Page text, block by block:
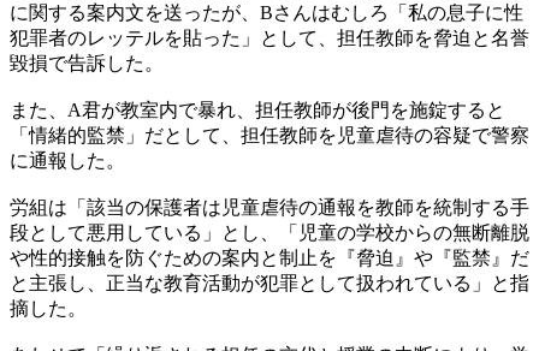
に関する案内文を送ったが、Bさんはむしろ「私の息子に性
犯罪者のレッテルを貼った」として、担任教師を脅迫と名誉
毀損で告訴した。
また、A君が教室内で暴れ、担任教師が後門を施錠すると
「情緒的監禁」だとして、担任教師を児童虐待の容疑で警察
に通報した。
労組は「該当の保護者は児童虐待の通報を教師を統制する手
段として悪用している」とし、「児童の学校からの無断離脱
や性的接触を防ぐための案内と制止を『脅迫』や『監禁』だ
と主張し、正当な教育活動が犯罪として扱われている」と指
摘した。